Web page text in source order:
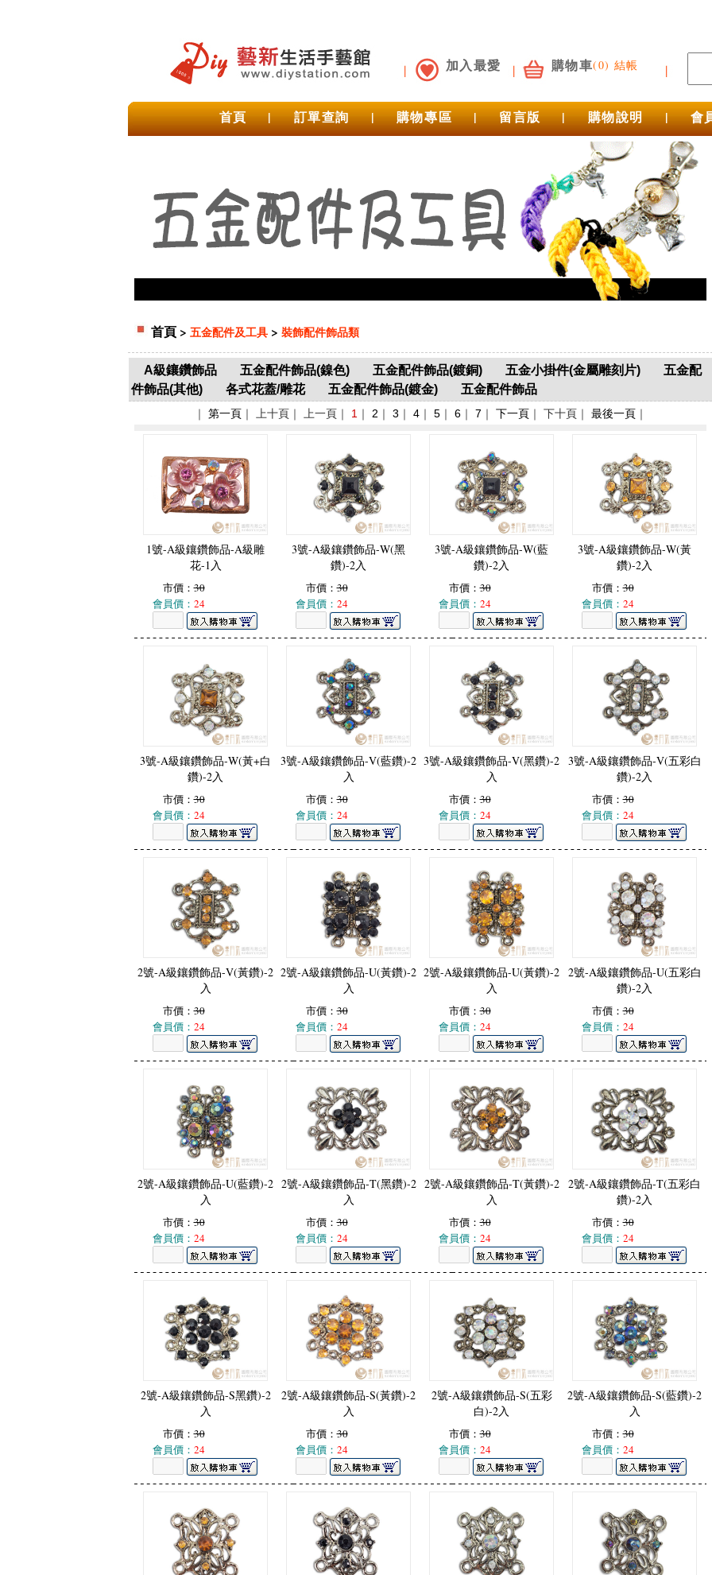
加入最愛 購物車(0) 結帳
首頁 | 訂單查詢 | 購物專區 | 留言版 | 購物說明 | 會
首頁> 五金配件及工具> 裝飾配件飾品類
A級鑲鑽飾品 五金配件飾品(鎳色) 五金配件飾品(鍍銅) 五金小掛件(金屬雕刻片)
五金配
件飾品(其他)
各式花蓋/雕花 五金配件飾品(鍍金) 五金配件飾品
｜ 第一頁｜ 上十頁｜ 上一頁｜ 1 ｜ 2 ｜ 3 ｜ 4｜ 5｜ 6｜ 7 ｜ 下一頁｜ 下十頁｜ 最後一頁｜
1號-A級鑲鑽飾品-A級雕
花-1入
市價：30
會員價： 24
3號-A級鑲鑽飾品-W(黑
鑽)-2入
市價：30
會員價： 24
3號-A級鑲鑽飾品-W(藍
鑽)-2入
市價：30
會員價： 24
3號-A級鑲鑽飾品-W(黃
鑽)-2入
市價：30
會員價： 24
3號-A級鑲鑽飾品-W(黃+白
鑽)-2入
市價：30
會員價： 24
3號-A級鑲鑽飾品-V(藍鑽)-2
入
市價：30
會員價： 24
3號-A級鑲鑽飾品-V(黑鑽)-2
入
市價：30
會員價： 24
3號-A級鑲鑽飾品-V(五彩白
鑽)-2入
市價：30
會員價： 24
2號-A級鑲鑽飾品-V(黃鑽)-2
入
市價：30
會員價： 24
2號-A級鑲鑽飾品-U(黃鑽)-2
入
市價：30
會員價： 24
2號-A級鑲鑽飾品-U(黃鑽)-2
入
市價：30
會員價： 24
2號-A級鑲鑽飾品-U(五彩白
鑽)-2入
市價：30
會員價： 24
2號-A級鑲鑽飾品-U(藍鑽)-2
入
市價：30
會員價： 24
2號-A級鑲鑽飾品-T(黑鑽)-2
入
市價：30
會員價： 24
2號-A級鑲鑽飾品-T(黃鑽)-2
入
市價：30
會員價： 24
2號-A級鑲鑽飾品-T(五彩白
鑽)-2入
市價：30
會員價： 24
2號-A級鑲鑽飾品-S黑鑽)-2
入
市價：30
會員價： 24
2號-A級鑲鑽飾品-S(黃鑽)-2
入
市價：30
會員價： 24
2號-A級鑲鑽飾品-S(五彩
白)-2入
市價：30
會員價： 24
2號-A級鑲鑽飾品-S(藍鑽)-2
入
市價：30
會員價： 24